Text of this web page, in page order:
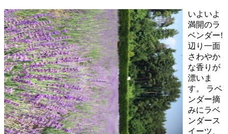
いよいよ
満開のラ
ベンダー!
辺り一面
さわやか
な香りが
漂いま
す。 ラベ
ンダー摘
みにラベ
ンダース
イーツ、